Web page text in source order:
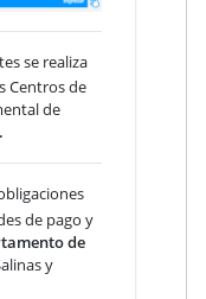
se realiza
Centros de
de
de pago y
de
y